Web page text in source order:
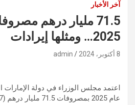
آخر الأخبار
71.5 مليار درهم
2025… ومثلها إيرادات
8 أكتوبر، 2024 admin
اعتمد مجلس الوزراء في دولة الإمارات
عام 2025 بمصروفات 71.5 مليار درهم (19.47 مليار دولار).